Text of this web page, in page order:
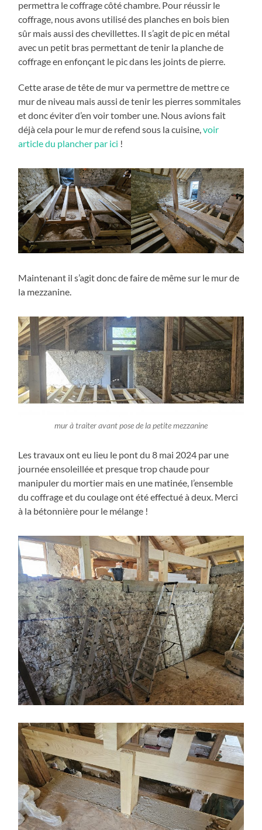
permettra le coffrage côté chambre. Pour réussir le
coffrage, nous avons utilisé des planches en bois bien
sûr mais aussi des chevillettes. Il s’agit de pic en métal
avec un petit bras permettant de tenir la planche de
coffrage en enfonçant le pic dans les joints de pierre.
Cette arase de tête de mur va permettre de mettre ce
mur de niveau mais aussi de tenir les pierres sommitales
et donc éviter d’en voir tomber une. Nous avions fait
déjà cela pour le mur de refend sous la cuisine,voir
article du plancher par ici !
Maintenant il s’agit donc de faire de même sur le mur de
la mezzanine.
mur à traiter avant pose de la petite mezzanine
Les travaux ont eu lieu le pont du 8 mai 2024 par une
journée ensoleillée et presque trop chaude pour
manipuler du mortier mais en une matinée, l’ensemble
du coffrage et du coulage ont été effectué à deux. Merci
à la bétonnière pour le mélange !